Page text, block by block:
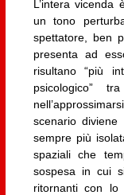
L’intera
un tono
spettatore, ben
presenta ad
risultano “più
psicologico”
scenario
sempre più
spaziali che
sospesa in cui
ritornanti con lo